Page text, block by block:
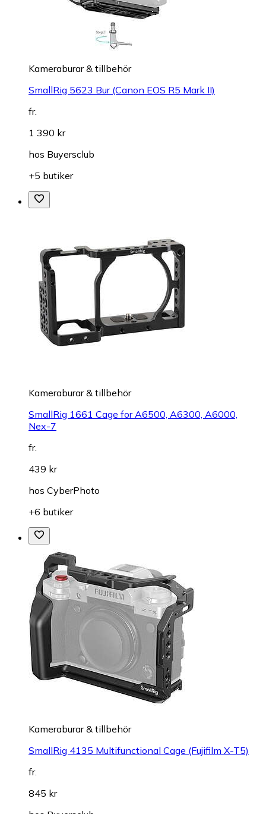
Kameraburar & tillbehör
SmallRig 5623 Bur (Canon EOS R5 Mark II)
fr.
1 390 kr
hos Buyersclub
+5 butiker
Kameraburar & tillbehör
SmallRig 1661 Cage for A6500, A6300, A6000,
Nex-7
fr.
439 kr
hos CyberPhoto
+6 butiker
Kameraburar & tillbehör
SmallRig 4135 Multifunctional Cage (Fujifilm X-T5)
fr.
845 kr